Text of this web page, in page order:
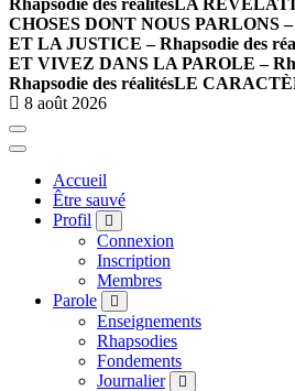
Rhapsodie des réalitésLA
CHOSES DONT NOUS PARLONS –
ET LA JUSTICE – Rhapsodie des
ET VIVEZ DANS LA PAROLE –
Rhapsodie des réalitésLE
8 août 2026
Accueil
Être sauvé
Profil
Connexion
Inscription
Membres
Parole
Enseignements
Rhapsodies
Fondements
Journalier